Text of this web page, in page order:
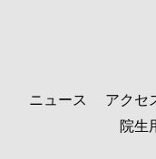
ニュース アクセ
院生